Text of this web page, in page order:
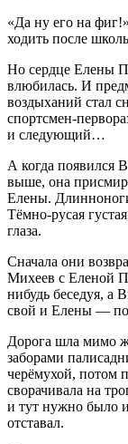
«Да ну его на
ходить после
Но сердце Елены
влюбилась. И
воздыханий стал
спортсмен-
и следующий…
А когда появился
выше, она
Елены.
Тёмно-русая
глаза.
Сначала они
Михеев с Еленой
нибудь беседуя, а
свой и Елены —
Дорога шла мимо
заборами
черёмухой, потом
сворачивала на
и тут нужно было
отставал.